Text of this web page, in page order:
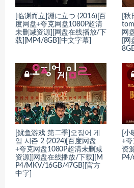
[临渊而立]淵に立つ (2016)[百
度网盘+夸克网盘1080P超清
未删减资源][网盘在线播放/下
载][MP4/8GB][中文字幕]
[秋
网
[
[鱿鱼游戏 第二季]오징어 게
임 시즌 2 (2024)[百度网盘
+夸克网盘1080P超清未删减
资源][网盘在线播放/下载][M
P4/MKV/16GB/47GB][官方
中字]
[小
+
资